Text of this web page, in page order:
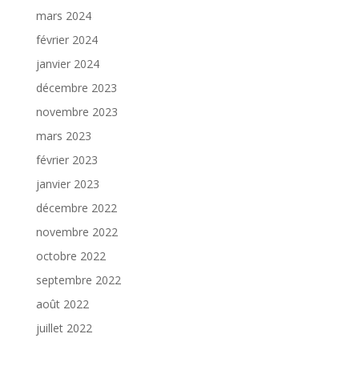
mars 2024
février 2024
janvier 2024
décembre 2023
novembre 2023
mars 2023
février 2023
janvier 2023
décembre 2022
novembre 2022
octobre 2022
septembre 2022
août 2022
juillet 2022